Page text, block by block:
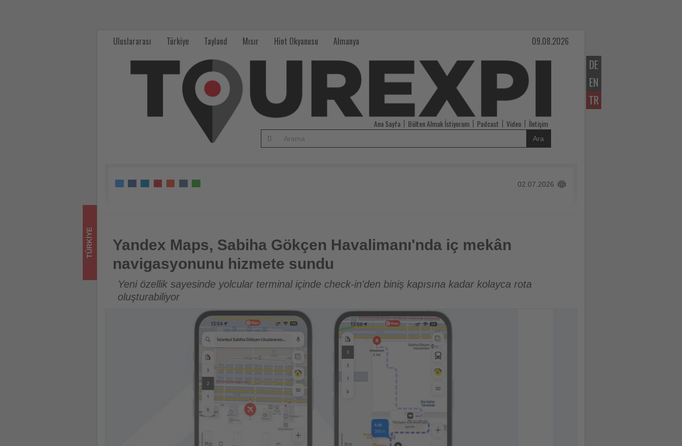
DE
EN
TR
Uluslararası Türkiye Tayland Mısır Hint Okyanusu Almanya 09.08.2026
Ana Sayfa Bülten Almak İstiyorum Podcast Video İletişim
Ara
02.07.2026
Yandex Maps, Sabiha Gökçen Havalimanı'nda iç mekân navigasyonunu hizmete sundu
TÜRKIYE
Yandex Maps, Sabiha Gökçen Havalimanı'nda iç mekân
navigasyonunu hizmete sundu
Yeni özellik sayesinde yolcular terminal içinde check-in'den biniş kapısına kadar kolayca rota
oluşturabiliyor